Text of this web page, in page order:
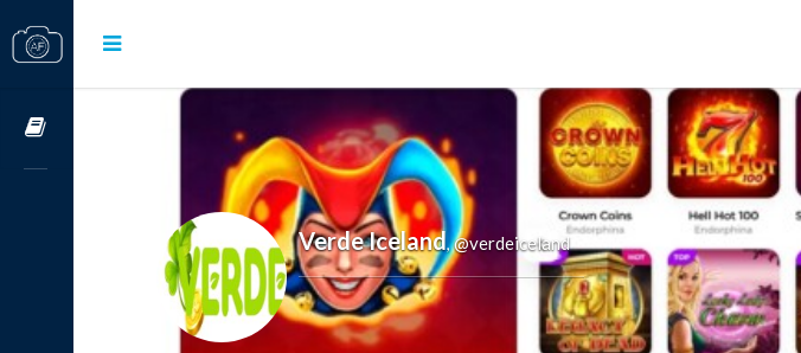
Verde Iceland,@verdeiceland